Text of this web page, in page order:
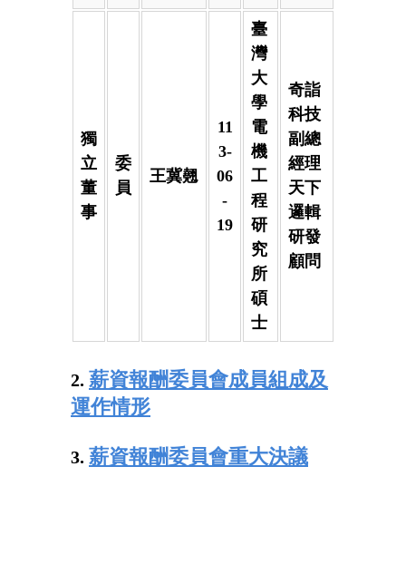
獨
立
董
事
委
員
王冀翹
11
3-
06
-
19
臺
灣
大
學
電
機
工
程
研
究
所
碩
士
奇詣
科技
副總
經理
天下
邏輯
研發
顧問
2. 薪資報酬委員會成員組成及
運作情形
3. 薪資報酬委員會重大決議